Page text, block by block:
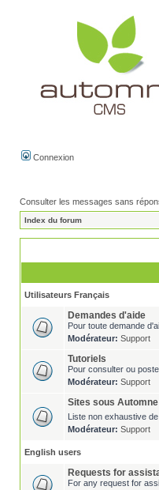
Connexion
Consulter les messages sans
Index du forum
Utilisateurs Français
Demandes d'aide
Pour toute demande
Modérateur: Support
Tutoriels
Pour consulter ou
Modérateur: Support
Sites sous Automne
Liste non exhaustive
Modérateur: Support
English users
Requests for
For any request for